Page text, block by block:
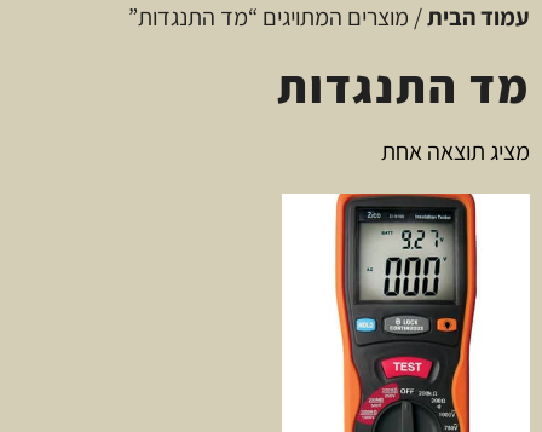
עמוד הבית/ מוצרים המתויגים “מד התנגדות”
מד התנגדות
מציג תוצאה אחת